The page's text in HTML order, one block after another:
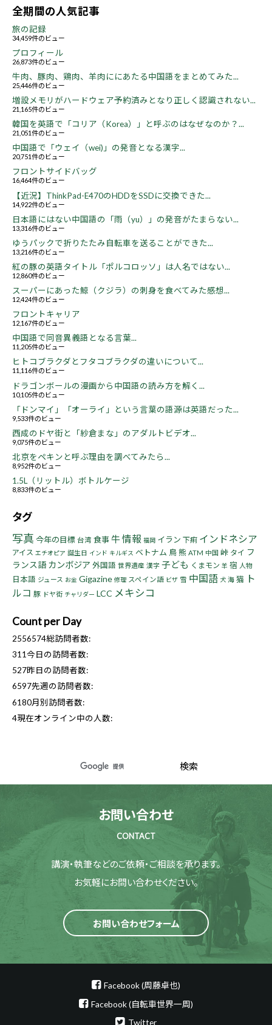
全期間の人気記事
旅の記録
34,459件のビュー
プロフィール
26,873件のビュー
牛肉、豚肉、鶏肉、羊肉ににあたる中国語をまとめてみた...
25,446件のビュー
増設メモリがハードウェア予約済みとなり正しく認識されない...
21,165件のビュー
韓国を英語で「コリア（Korea）」と呼ぶのはなぜなのか？...
21,051件のビュー
中国語で「ウェイ（wei)」の発音となる漢字...
20,751件のビュー
フロントサイドバッグ
16,464件のビュー
【近況】ThinkPad-E470のHDDをSSDに交換できた...
14,922件のビュー
日本語にはない中国語の「雨（yu）」の発音がたまらない...
13,316件のビュー
ゆうパックで折りたたみ自転車を送ることができた...
13,216件のビュー
紅の豚の英語タイトル「ポルコロッソ」は人名ではない...
12,860件のビュー
スーパーにあった鯨（クジラ）の刺身を食べてみた感想...
12,424件のビュー
フロントキャリア
12,167件のビュー
中国語で同音異義語となる言葉...
11,205件のビュー
ヒトコブラクダとフタコブラクダの違いについて...
11,116件のビュー
ドラゴンボールの漫画から中国語の読み方を解く...
10,105件のビュー
「ドンマイ」「オーライ」という言葉の語源は英語だった...
9,533件のビュー
西成のドヤ街と「紗倉まな」のアダルトビデオ...
9,075件のビュー
北京をペキンと呼ぶ理由を調べてみたら...
8,952件のビュー
1.5L（リットル）ボトルケージ
8,833件のビュー
タグ
写真 今年の目標 台湾 食事牛情報 福岡 イラン 下痢 インドネシア
アイス エチオピア 誕生日 インド キルギス ベトナム 鳥熊 ATM 中国 峠 タイ フ
ランス語 カンボジア 外国語 世界遺産 漢字 子ども くまモン 羊 宿 人物
日本語 ジュース お金 Gigazine 修理 スペイン語 ビザ 雪 中国語 犬 海 猫 ト
ルコ 豚 ドヤ街 チャリダー LCC メキシコ
Count per Day
2556574総訪問者数:
311今日の訪問者数:
527昨日の訪問者数:
6597先週の訪問者数:
6180月別訪問者数:
4現在オンライン中の人数:
お問い合わせ
CONTACT
講演・執筆などのご依頼・ご相談を承ります。
お気軽にお問い合わせください。
お問い合わせフォーム
Facebook (周藤卓也)
Facebook (自転車世界一周)
Twitter